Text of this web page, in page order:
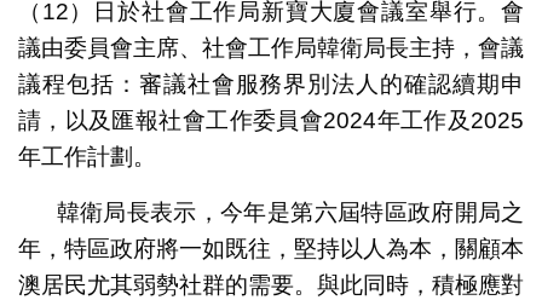
（12）日於社會工作局新寶大廈會議室舉行。會
議由委員會主席、社會工作局韓衛局長主持，會議
議程包括：審議社會服務界別法人的確認續期申
請，以及匯報社會工作委員會2024年工作及2025
年工作計劃。
韓衛局長表示，今年是第六屆特區政府開局之
年，特區政府將一如既往，堅持以人為本，關顧本
澳居民尤其弱勢社群的需要。與此同時，積極應對